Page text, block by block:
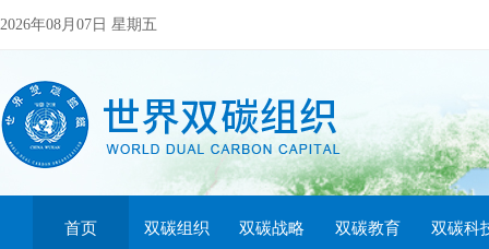
2026年08月07日 星期五
首页 双碳组织 双碳战略 双碳教育 双碳科